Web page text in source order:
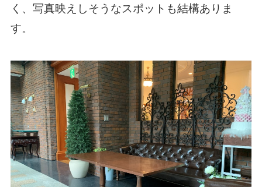
く、写真映えしそうなスポットも結構ありま
す。